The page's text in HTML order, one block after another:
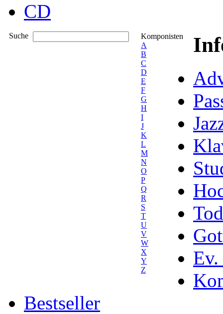
CD
Suche
Komponisten
A
B
C
D
E
F
G
H
I
J
K
L
M
N
O
P
Q
R
S
T
U
V
W
X
Y
Z
Ev.
Bestseller